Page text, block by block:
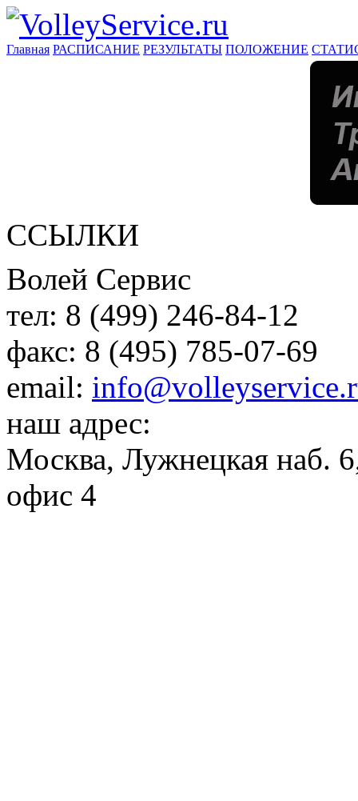
Главная РАСПИСАНИЕ РЕЗУЛЬТАТЫ ПОЛОЖЕНИЕ
ССЫЛКИ
Волей Сервис
тел: 8 (499) 246-84-12
факс: 8 (495) 785-07-69
email:
наш адрес:
Москва, Лужнецкая наб.
офис 4